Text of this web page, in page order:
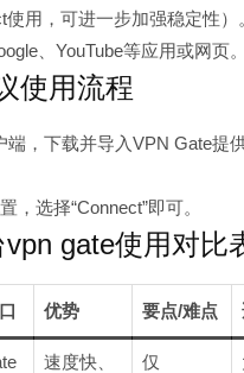
用，可进一步加强稳定性）
、YouTube等应用或网页。
使用流程
端，下载并导入VPN Gate提
，选择“Connect”即可。
gate使用对比
优势 要点/难点
速度快、
仅